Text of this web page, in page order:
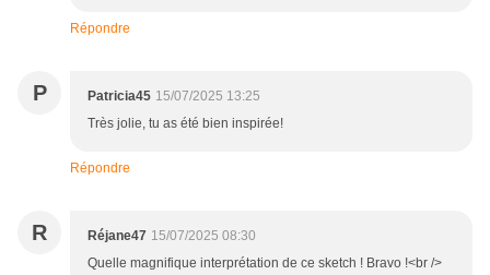
Répondre
P Patricia45 15/07/2025 13:25
Très jolie, tu as été bien inspirée!
Répondre
R Réjane47 15/07/2025 08:30
Quelle magnifique interprétation de ce sketch ! Bravo !<br />